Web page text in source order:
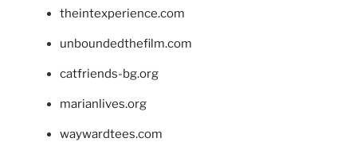
theintexperience.com
unboundedthefilm.com
catfriends-bg.org
marianlives.org
waywardtees.com